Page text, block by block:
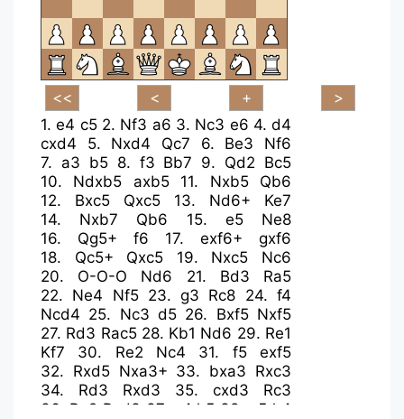
1.e4 c5 2. Nf3 a6 3. Nc3 e6 4.d4
cxd4
5. Nxd4 Qc7 6. Be3
Nf6
7. a3 b5 8. f3 Bb7 9. Qd2 Bc5
10. Ndxb5 axb5 11. Nxb5
Qb6
12. Bxc5 Qxc5 13. Nd6+
Ke7
14. Nxb7 Qb6 15. e5
Ne8
16. Qg5+ f6 17. exf6+
gxf6
18. Qc5+ Qxc5 19. Nxc5
Nc6
20. O-O-O Nd6 21. Bd3
Ra5
22. Ne4 Nf5 23.g3 Rc8 24.f4
Ncd4 25. Nc3 d5 26. Bxf5 Nxf5
27. Rd3 Rac5 28. Kb1 Nd6 29. Re1
Kf7
30. Re2 Nc4 31. f5
exf5
32. Rxd5 Nxa3+ 33. bxa3 Rxc3
34. Rd3 Rxd3 35. cxd3
Rc3
36. Ra2 Rxd3 37. a4 h5 38. a5 h4